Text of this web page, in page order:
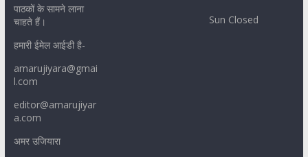
पाठकों के सामने लाना
चाहते हैं।
हमारी ईमेल आईडी है-
amarujiyara@gmai
l.com
editor@amarujiyar
a.com
अमर उजियारा
Sun Closed